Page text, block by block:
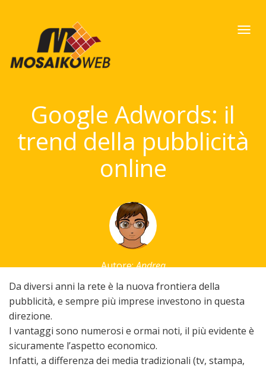
Google Adwords: il
trend della pubblicità
online
Autore:Andrea
Da diversi anni la rete è la nuova frontiera della
pubblicità, e sempre più imprese investono in questa
direzione.
I vantaggi sono numerosi e ormai noti, il più evidente è
sicuramente l’aspetto economico.
Infatti, a differenza dei media tradizionali (tv, stampa,